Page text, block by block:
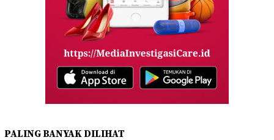
PALING BANYAK DILIHAT